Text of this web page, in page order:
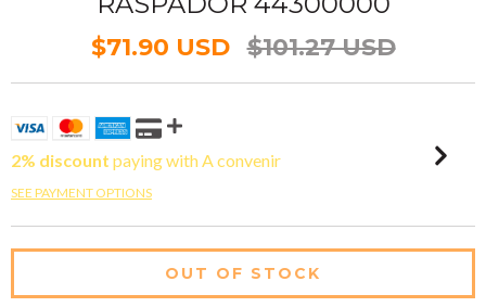
$71.90 USD $101.27 USD
2% discount paying with A convenir
SEE PAYMENT OPTIONS